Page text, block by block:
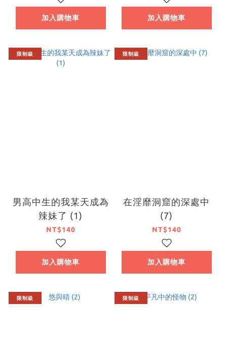
加入購物車 加入購物車
限制級
男高中生的我某天成為
辣妹了 (1)
NT$140
加入購物車
限制級
在淫靡洞窟的深處中
(7)
NT$140
加入購物車
限制級 限制級